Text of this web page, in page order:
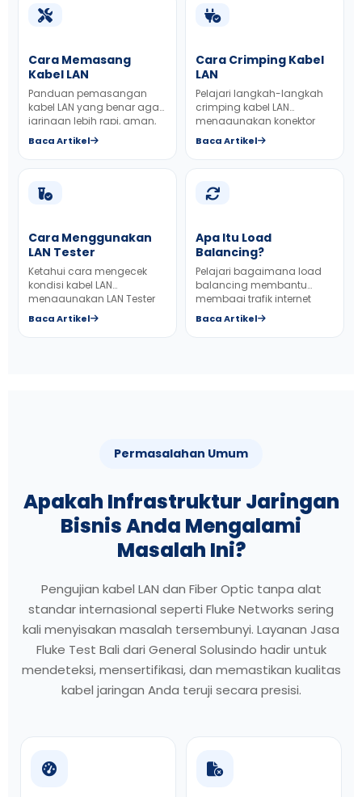
Cara Memasang
Kabel LAN
Panduan pemasangan
kabel LAN yang benar agar
jaringan lebih rapi, aman,
dan optimal.
Baca Artikel
Cara Crimping Kabel
LAN
Pelajari langkah-langkah
crimping kabel LAN
menggunakan konektor
RJ45 secara benar.
Baca Artikel
Cara Menggunakan
LAN Tester
Ketahui cara mengecek
kondisi kabel LAN
menggunakan LAN Tester
agar hasil instalasi lebih
akurat.
Baca Artikel
Apa Itu Load
Balancing?
Pelajari bagaimana load
balancing membantu
membagi trafik internet
agar jaringan perusahaan
lebih stabil.
Baca Artikel
Permasalahan Umum
Apakah Infrastruktur Jaringan
Bisnis Anda Mengalami
Masalah Ini?
Pengujian kabel LAN dan Fiber Optic tanpa alat
standar internasional seperti Fluke Networks sering
kali menyisakan masalah tersembunyi. Layanan Jasa
Fluke Test Bali dari General Solusindo hadir untuk
mendeteksi, mensertifikasi, dan memastikan kualitas
kabel jaringan Anda teruji secara presisi.